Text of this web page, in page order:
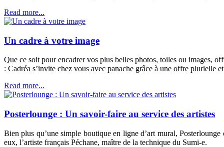
Read more...
Un cadre à votre image
Que ce soit pour encadrer vos plus belles photos, toiles ou images,
: Cadréa s’invite chez vous avec panache grâce à une offre
Read more...
Posterlounge : Un savoir-faire au service des artistes
Bien plus qu’une simple boutique en ligne d’art mural,
eux, l’artiste français Péchane, maître de la technique du Sumi-e.